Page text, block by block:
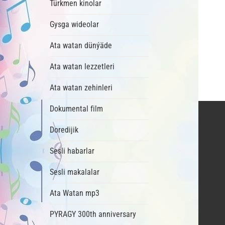
Türkmen kinolar
Gysga wideolar
Ata watan dünýäde
Ata watan lezzetleri
Ata watan zehinleri
Dokumental film
Doredijik
Sesli habarlar
Sesli makalalar
Ata Watan mp3
PYRAGY 300th anniversary